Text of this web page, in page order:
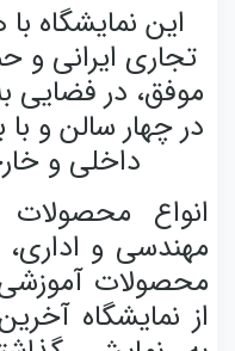
این نمایشگاه
تجاری ایرانی و
داخلی و
انواع محصولات
مهندسی و اداری،
محصولات
از نمایشگاه